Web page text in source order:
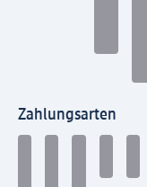
Zahlungsarten